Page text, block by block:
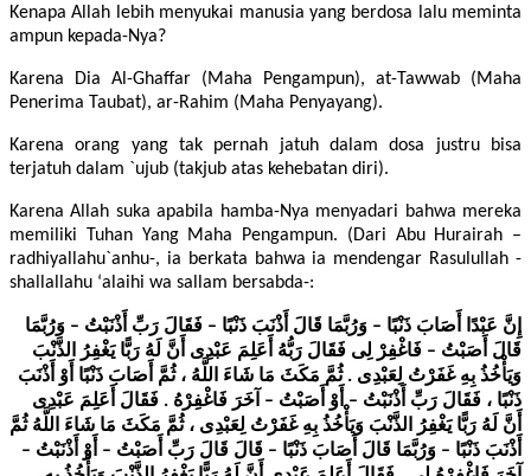
Kenapa Allah lebih menyukai manusia yang berdosa lalu meminta
ampun kepada-Nya?
Karena Dia Al-Ghaffar (Maha Pengampun), at-Tawwab (Maha
Penerima Taubat), ar-Rahim (Maha Penyayang).
Karena orang yang tak pernah jatuh dalam dosa justru bisa
terjatuh dalam `ujub (takjub atas kehebatan diri).
Karena Allah suka apabila hamba-Nya menyadari bahwa mereka
memiliki Tuhan Yang Maha Pengampun. (Dari Abu Hurairah –
radhiyallahu`anhu-, ia berkata bahwa ia mendengar Rasulullah -
shallallahu ‘alaihi wa sallam bersabda-:
إِنَّ عَبْدًا أَصَابَ ذَنْبًا – وَرُبَّمَا قَالَ أَذْنَبَ ذَنْبًا – فَقَالَ رَبِّ أَذْنَبْتُ – وَرُبَّمَا
قَالَ أَصَبْتُ – فَاغْفِرْ لِى فَقَالَ رَبُّهُ أَعَلِمَ عَبْدِى أَنَّ لَهُ رَبًّا يَغْفِرُ الذَّنْبَ
وَيَأْخُذُ بِهِ غَفَرْتُ لِعَبْدِى . ثُمَّ مَكَثَ مَا شَاءَ اللَّهُ ، ثُمَّ أَصَابَ ذَنْبًا أَوْ أَذْنَبَ
ذَنْبًا ، فَقَالَ رَبِّ أَذْنَبْتُ – أَوْ أَصَبْتُ – آخَرَ فَاغْفِرْهُ . فَقَالَ أَعَلِمَ عَبْدِى
أَنَّ لَهُ رَبًّا يَغْفِرُ الذَّنْبَ وَيَأْخُذُ بِهِ غَفَرْتُ لِعَبْدِى ، ثُمَّ مَكَثَ مَا شَاءَ اللَّهُ ثُمَّ
أَذْنَبَ ذَنْبًا – وَرُبَّمَا قَالَ أَصَابَ ذَنْبًا – قَالَ قَالَ رَبِّ أَصَبْتُ – أَوْ أَذْنَبْتُ –